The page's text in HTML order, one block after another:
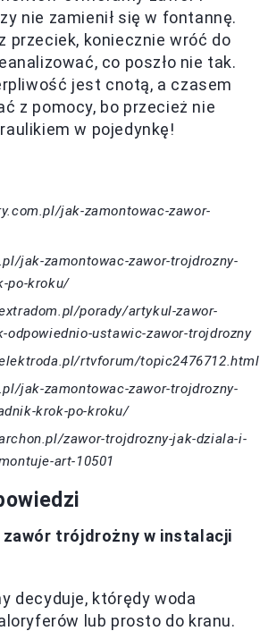
nie zamienił się w fontannę.
przeciek, koniecznie wróć do
co poszło nie tak.
jest cnotą, a czasem
z pomocy, bo przecież nie
w pojedynkę!
jak-zamontowac-zawor-
jak-zamontowac-zawor-trojdrozny-
po-kroku/
porady/artykul-zawor-
odpowiednio-ustawic-zawor-trojdrozny
rtvforum/topic2476712.html
jak-zamontowac-zawor-trojdrozny-
krok-po-kroku/
zawor-trojdrozny-jak-dziala-i-
art-10501
zawór trójdrożny w instalacji
decyduje, którędy woda
lub prosto do kranu.